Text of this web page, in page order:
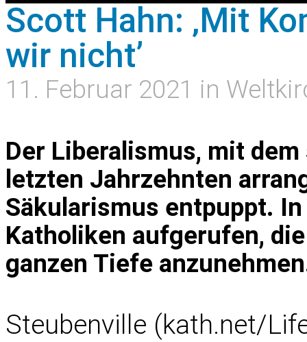
Scott Hahn: ‚Mit
wir nicht’
11. Februar 2021 in
Der Liberalismus, mit
letzten Jahrzehnten
Säkularismus entpuppt.
Katholiken aufgerufen,
ganzen Tiefe
Steubenville (kath.net/